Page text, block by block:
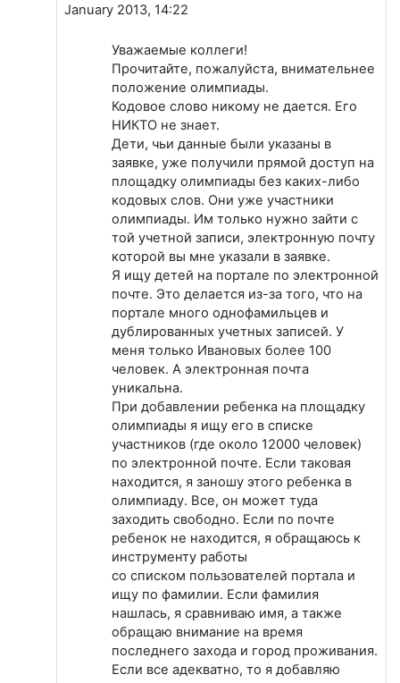
January 2013, 14:22
Уважаемые коллеги!
Прочитайте, пожалуйста, внимательнее
положение олимпиады.
Кодовое слово никому не дается. Его
НИКТО не знает.
Дети, чьи данные были указаны в
заявке, уже получили прямой доступ на
площадку олимпиады без каких-либо
кодовых слов. Они уже участники
олимпиады. Им только нужно зайти с
той учетной записи, электронную почту
которой вы мне указали в заявке.
Я ищу детей на портале по электронной
почте. Это делается из-за того, что на
портале много однофамильцев и
дублированных учетных записей. У
меня только Ивановых более 100
человек. А электронная почта
уникальна.
При добавлении ребенка на площадку
олимпиады я ищу его в списке
участников (где около 12000 человек)
по электронной почте. Если таковая
находится, я заношу этого ребенка в
олимпиаду. Все, он может туда
заходить свободно. Если по почте
ребенок не находится, я обращаюсь к
инструменту работы
со списком пользователей портала и
ищу по фамилии. Если фамилия
нашлась, я сравниваю имя, а также
обращаю внимание на время
последнего захода и город проживания.
Если все адекватно, то я добавляю